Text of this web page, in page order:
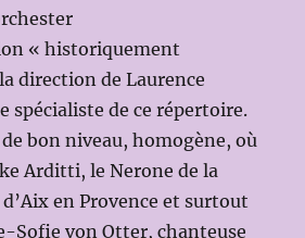
« historiquement
direction de Laurence
spécialiste de ce répertoire.
bon niveau, homogène, où
Arditti, le Nerone de la
en Provence et surtout
Sofie von Otter, chanteuse